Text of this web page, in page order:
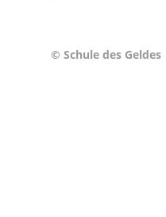
© Schule des Geldes